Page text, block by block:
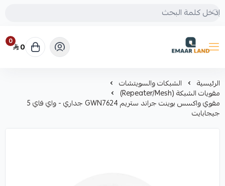
إعمار لاند
0 0
الرئيسية الشبكات والسويتشات
مقويات الشبكة (Repeater/Mesh)
مقوي واكسس بوينت جراند ستريم GWN7624 جداري - واي فاي 5
جيجابايت